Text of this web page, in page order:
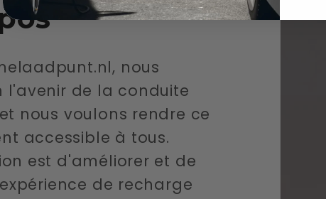
nous
l'avenir de la conduite
nous voulons rendre ce
accessible à tous.
est d'améliorer et de
de recharge